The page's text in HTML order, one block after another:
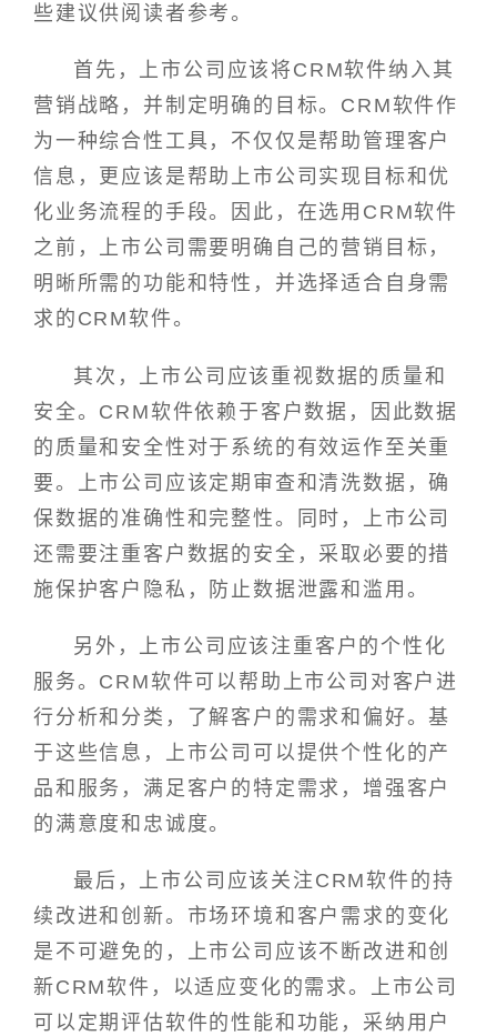
些建议供阅读者参考。
首先，上市公司应该将CRM软件纳入其
营销战略，并制定明确的目标。CRM软件作
为一种综合性工具，不仅仅是帮助管理客户
信息，更应该是帮助上市公司实现目标和优
化业务流程的手段。因此，在选用CRM软件
之前，上市公司需要明确自己的营销目标，
明晰所需的功能和特性，并选择适合自身需
求的CRM软件。
其次，上市公司应该重视数据的质量和
安全。CRM软件依赖于客户数据，因此数据
的质量和安全性对于系统的有效运作至关重
要。上市公司应该定期审查和清洗数据，确
保数据的准确性和完整性。同时，上市公司
还需要注重客户数据的安全，采取必要的措
施保护客户隐私，防止数据泄露和滥用。
另外，上市公司应该注重客户的个性化
服务。CRM软件可以帮助上市公司对客户进
行分析和分类，了解客户的需求和偏好。基
于这些信息，上市公司可以提供个性化的产
品和服务，满足客户的特定需求，增强客户
的满意度和忠诚度。
最后，上市公司应该关注CRM软件的持
续改进和创新。市场环境和客户需求的变化
是不可避免的，上市公司应该不断改进和创
新CRM软件，以适应变化的需求。上市公司
可以定期评估软件的性能和功能，采纳用户